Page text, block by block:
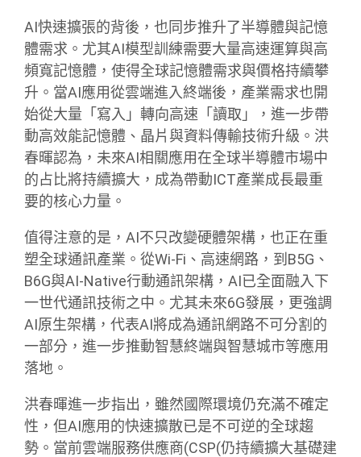
AI快速擴張的背後，也同步推升了半導體與記憶
體需求。尤其AI模型訓練需要大量高速運算與高
頻寬記憶體，使得全球記憶體需求與價格持續攀
升。當AI應用從雲端進入終端後，產業需求也開
始從大量「寫入」轉向高速「讀取」，進一步帶
動高效能記憶體、晶片與資料傳輸技術升級。洪
春暉認為，未來AI相關應用在全球半導體市場中
的占比將持續擴大，成為帶動ICT產業成長最重
要的核心力量。
值得注意的是，AI不只改變硬體架構，也正在重
塑全球通訊產業。從Wi-Fi、高速網路，到B5G、
B6G與AI-Native行動通訊架構，AI已全面融入下
一世代通訊技術之中。尤其未來6G發展，更強調
AI原生架構，代表AI將成為通訊網路不可分割的
一部分，進一步推動智慧終端與智慧城市等應用
落地。
洪春暉進一步指出，雖然國際環境仍充滿不確定
性，但AI應用的快速擴散已是不可逆的全球趨
勢。當前雲端服務供應商(CSP(仍持續擴大基礎建